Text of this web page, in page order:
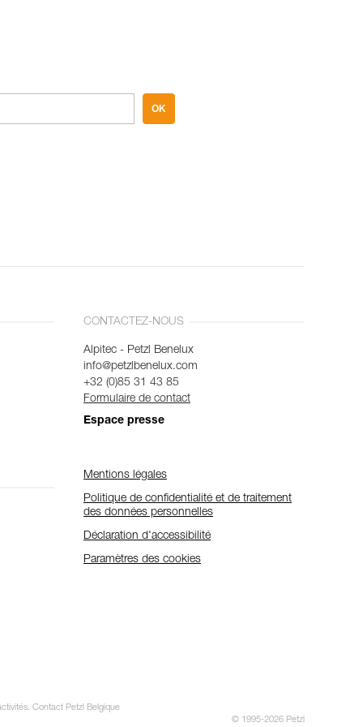
OK
CONTACTEZ-NOUS
Alpitec - Petzl Benelux
info@petzlbenelux.com
+32 (0)85 31 43 85
Formulaire de contact
Espace presse
Mentions légales
Politique de confidentialité et de traitement
des données personnelles
Déclaration d'accessibilité
Paramètres des cookies
Contact Petzl Belgique
© 1995-2026 Petzl